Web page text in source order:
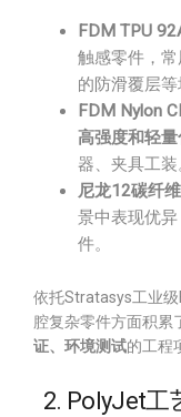
FDM TPU
触感零件，
的防滑覆层等
FDM Nylon
高强度和轻量
器、夹具工装
尼龙12碳纤维
景中表现优
件。
依托Stratasys工业
腔复杂零件方面积累
证、环境测试的工程
2. PolyJet工